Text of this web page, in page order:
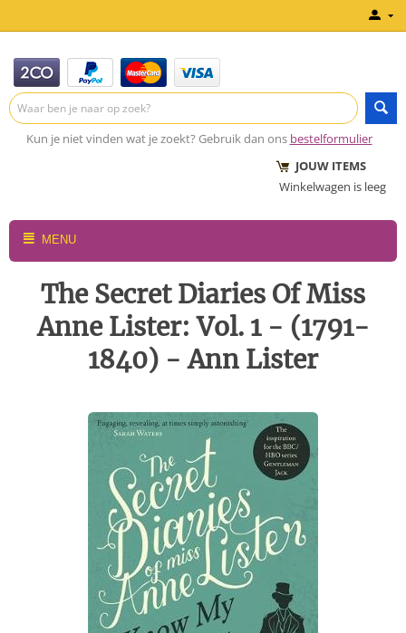
Kun je niet vinden wat je zoekt? Gebruik dan ons bestelformulier
JOUW ITEMS
Winkelwagen is leeg
MENU
The Secret Diaries Of Miss
Anne Lister: Vol. 1 - (1791-
1840) - Ann Lister